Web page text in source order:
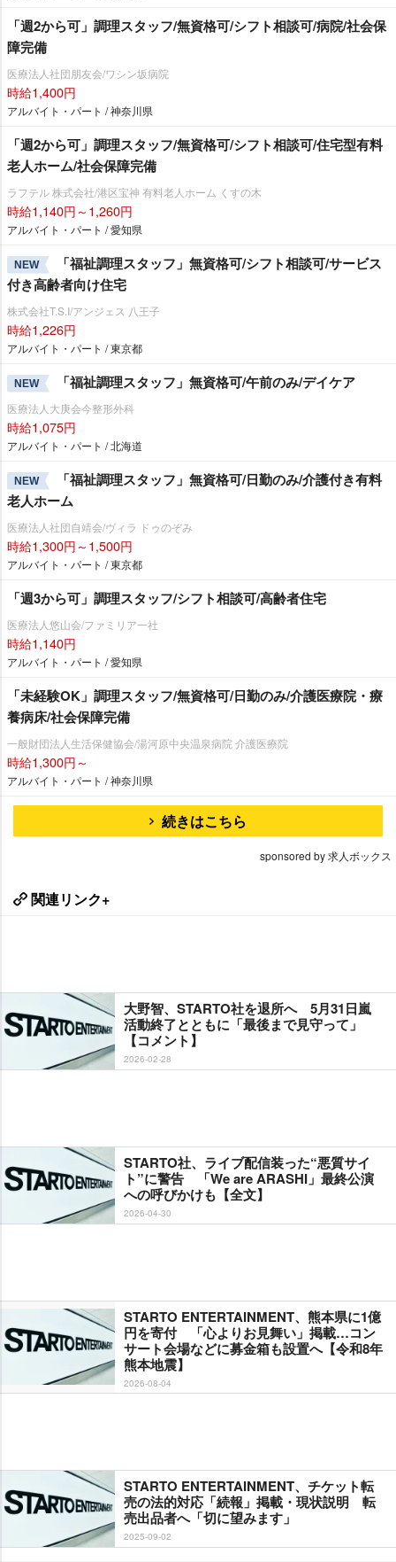
「週2から可」調理スタッフ/無資格可/シフト相談可/病院/社会保
障完備
医療法人社団朋友会/ワシン坂病院
時給1,400円
アルバイト・パート / 神奈川県
「週2から可」調理スタッフ/無資格可/シフト相談可/住宅型有料
老人ホーム/社会保障完備
ラフテル 株式会社/港区宝神 有料老人ホーム くすの木
時給1,140円～1,260円
アルバイト・パート / 愛知県
NEW
「福祉調理スタッフ」無資格可/シフト相談可/サービス
付き高齢者向け住宅
株式会社T.S.I/アンジェス 八王子
時給1,226円
アルバイト・パート / 東京都
NEW 「福祉調理スタッフ」無資格可/午前のみ/デイケア
医療法人大庚会今整形外科
時給1,075円
アルバイト・パート / 北海道
NEW
「福祉調理スタッフ」無資格可/日勤のみ/介護付き有料
老人ホーム
医療法人社団自靖会/ヴィラ ドゥのぞみ
時給1,300円～1,500円
アルバイト・パート / 東京都
「週3から可」調理スタッフ/シフト相談可/高齢者住宅
医療法人悠山会/ファミリア一社
時給1,140円
アルバイト・パート / 愛知県
「未経験OK」調理スタッフ/無資格可/日勤のみ/介護医療院・療
養病床/社会保障完備
一般財団法人生活保健協会/湯河原中央温泉病院 介護医療院
時給1,300円～
アルバイト・パート / 神奈川県
続きはこちら
sponsored by 求人ボックス
関連リンク+
大野智、STARTO社を退所へ 5月31日嵐
活動終了とともに「最後まで見守って」
【コメント】
2026-02-28
STARTO社、ライブ配信装った“悪質サイ
ト”に警告 「We are ARASHI」最終公演
への呼びかけも【全文】
2026-04-30
STARTO ENTERTAINMENT、熊本県に1億
円を寄付 「心よりお見舞い」掲載…コン
サート会場などに募金箱も設置へ【令和8年
熊本地震】
2026-08-04
STARTO ENTERTAINMENT、チケット転
売の法的対応「続報」掲載・現状説明 転
売出品者へ「切に望みます」
2025-09-02